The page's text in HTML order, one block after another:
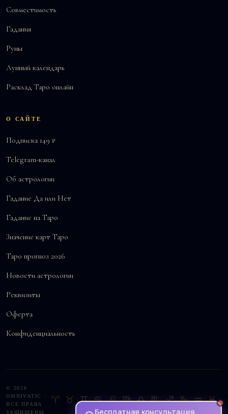
Совместимость
Гадания
Руны
Лунный календарь
Расклад Таро онлайн
О САЙТЕ
Подписка 149 ₽
Telegram-канал
Об астрологии
Гадание Да или Нет
Гадание на Таро
Значение карт Таро
Таро прогноз 2026
Новости астрологии
Реквизиты
Оферта
Конфиденциальность
© 2026
OMNIVATIC ·
ВСЕ ПРАВА
ЗАЩИЩЕНЫ
♈♉♊♋♌♍♎♏♐♑♒♓
Бесплатная консультация